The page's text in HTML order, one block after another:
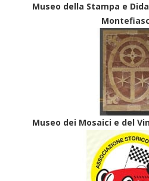
Museo della Stampa e
Museo dei Mosaici e del